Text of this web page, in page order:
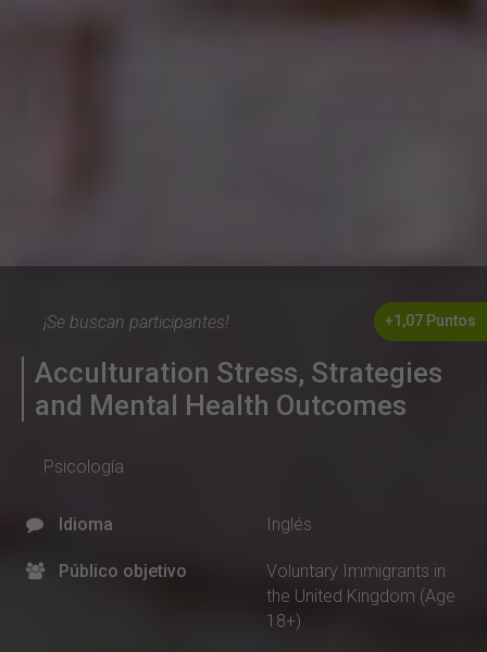
¡Se buscan participantes!
Acculturation Stress, Strategies
and Mental Health Outcomes
+1,07 Puntos
Psicología
Idioma Inglés
Público objetivo
Voluntary Immigrants in
the United Kingdom (Age
18+)